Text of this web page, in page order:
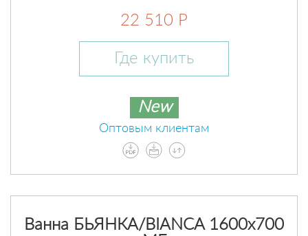
22 510 Р
Где купить
New
Оптовым клиентам
Ванна БЬЯНКА/BIANCA 1600х700